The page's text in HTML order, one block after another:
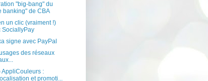
"big-bang" du
banking" de CBA
un clic (vraiment !)
SociallyPay
signe avec PayPal
des réseaux
AppliCouleurs :
et promoti...